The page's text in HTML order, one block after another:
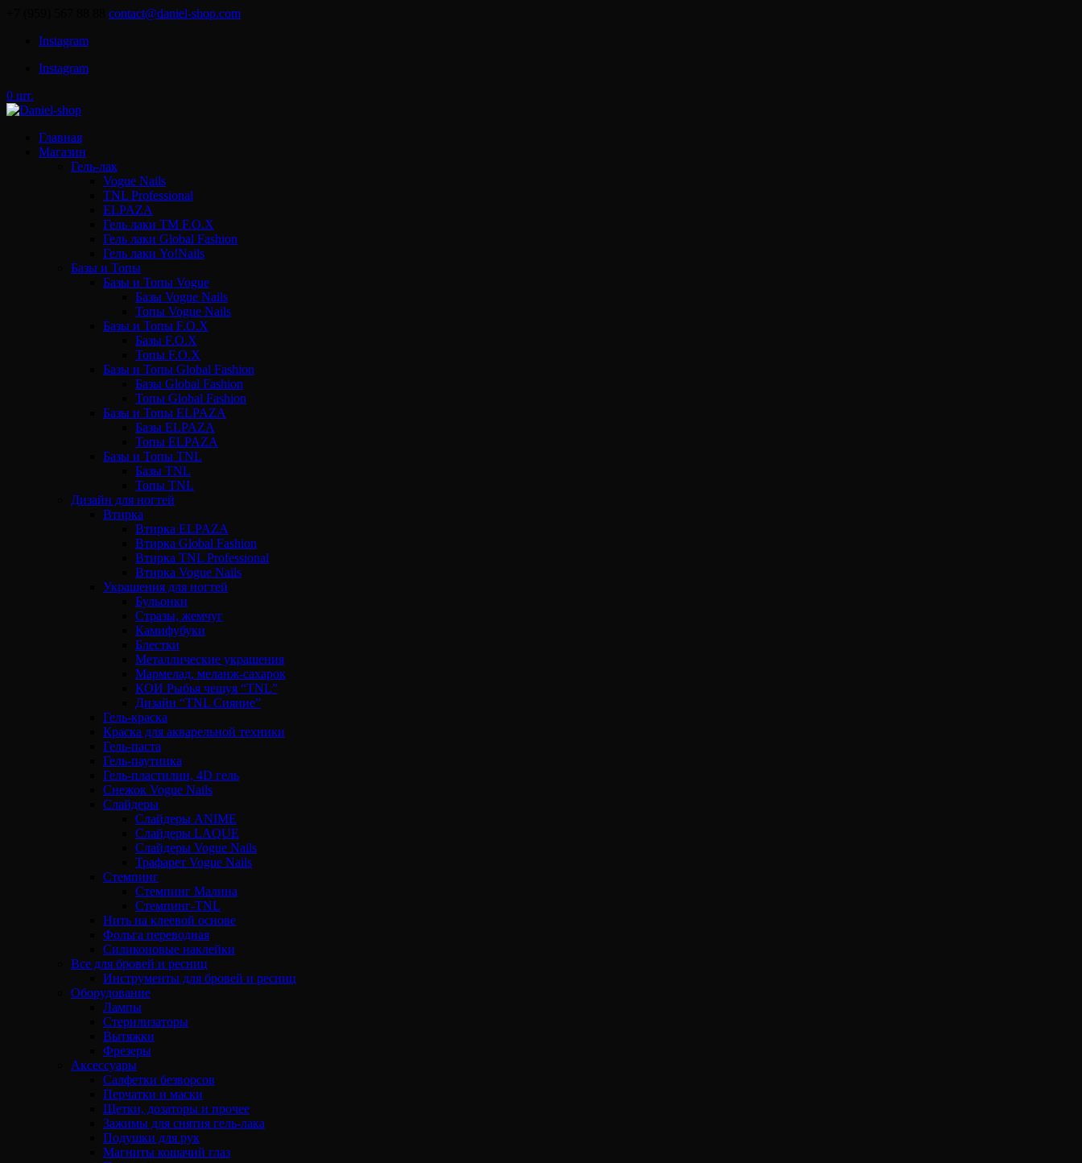
contact@daniel-shop.com
Instagram
Instagram
0 шт.
Главная
Магазин
Гель-лак
Vogue Nails
TNL Professional
ELPAZA
Гель лаки ТМ F.O.X
Гель лаки Global Fashion
Гель лаки Yo!Nails
Базы и Топы
Базы и Топы Vogue
Базы Vogue Nails
Топы Vogue Nails
Базы и Топы F.O.X
Базы F.O.X
Топы F.O.X
Базы и Топы Global Fashion
Базы Global Fashion
Топы Global Fashion
Базы и Топы ELPAZA
Базы ELPAZA
Топы ELPAZA
Базы и Топы TNL
Базы TNL
Топы TNL
Дизайн для ногтей
Втирка
Втирка ELPAZA
Втирка Global Fashion
Втирка TNL Professional
Втирка Vogue Nails
Украшения для ногтей
Бульонки
Стразы, жемчуг
Камифубуки
Блестки
Металлические украшения
Мармелад, меланж-сахарок
КОИ Рыбья чешуя “TNL”
Дизайн “TNL Сияние”
Гель-краска
Краска для акварельной техники
Гель-паста
Гель-паутинка
Гель-пластилин, 4D гель
Снежок Vogue Nails
Слайдеры
Слайдеры ANIME
Слайдеры LAQUE
Слайдеры Vogue Nails
Трафарет Vogue Nails
Стемпинг
Стемпинг Малина
Стемпинг-TNL
Нить на клеевой основе
Фольга переводная
Силиконовые наклейки
Все для бровей и ресниц
Инструменты для бровей и ресниц
Оборудование
Лампы
Стерилизаторы
Вытяжки
Фрезеры
Аксессуары
Салфетки безворсов
Перчатки и маски
Щетки, дозаторы и прочее
Зажимы для снятия гель-лака
Подушки для рук
Магниты кошачий глаз